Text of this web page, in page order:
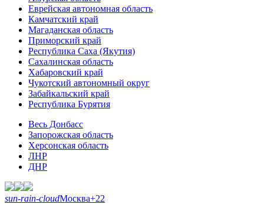
Еврейская автономная область
Камчатский край
Магаданская область
Приморский край
Республика Саха (Якутия)
Сахалинская область
Хабаровский край
Чукотский автономный округ
Забайкальский край
Республика Бурятия
Весь Донбасс
Запорожская область
Херсонская область
ЛНР
ДНР
sun-rain-cloudМосква+22